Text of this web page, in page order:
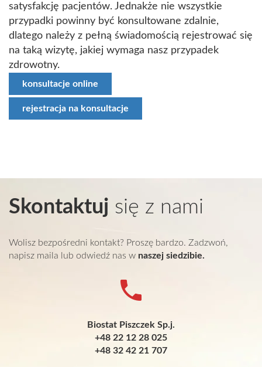
satysfakcję pacjentów. Jednakże nie wszystkie
przypadki powinny być konsultowane zdalnie,
dlatego należy z pełną świadomością rejestrować się
na taką wizytę, jakiej wymaga nasz przypadek
zdrowotny.
konsultacje online
rejestracja na konsultacje
Skontaktuj się z nami
Wolisz bezpośredni kontakt? Proszę bardzo. Zadzwoń,
napisz maila lub odwiedź nas w naszej siedzibie.
Biostat Piszczek Sp.j.
+48 22 12 28 025
+48 32 42 21 707